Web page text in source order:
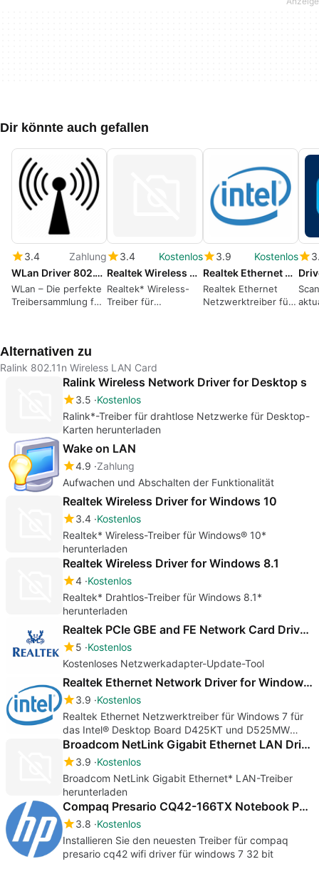
Dir könnte auch gefallen
3.4
Zahlung
WLan Driver 802.11n Rel. 4.80.28.7.zip
WLan – Die perfekte
Treibersammlung für
3.4
Kostenlos
Realtek Wireless Driver for Windows 10
Realtek* Wireless-
Treiber für
3.9
Kostenlos
Realtek Ethernet Network Driver for Windows 7
Realtek Ethernet
Netzwerktreiber für
Alternativen zu
Ralink 802.11n Wireless LAN Card
Ralink Wireless Network Driver for Desktop s
3.5 Kostenlos
Ralink*-Treiber für drahtlose Netzwerke für Desktop-
Karten herunterladen
Wake on LAN
4.9 Zahlung
Aufwachen und Abschalten der Funktionalität
Realtek Wireless Driver for Windows 10
3.4 Kostenlos
Realtek* Wireless-Treiber für Windows® 10*
herunterladen
Realtek Wireless Driver for Windows 8.1
4 Kostenlos
Realtek* Drahtlos-Treiber für Windows 8.1*
herunterladen
Realtek PCIe GBE and FE Network Card Drivers
5 Kostenlos
Kostenloses Netzwerkadapter-Update-Tool
Realtek Ethernet Network Driver for Windows 7
3.9 Kostenlos
Realtek Ethernet Netzwerktreiber für Windows 7 für
das Intel® Desktop Board D425KT und D525MW
herunterladen
Broadcom NetLink Gigabit Ethernet LAN Driver
3.9 Kostenlos
Broadcom NetLink Gigabit Ethernet* LAN-Treiber
herunterladen
Compaq Presario CQ42-166TX Notebook PC drivers
3.8 Kostenlos
Installieren Sie den neuesten Treiber für compaq
presario cq42 wifi driver für windows 7 32 bit